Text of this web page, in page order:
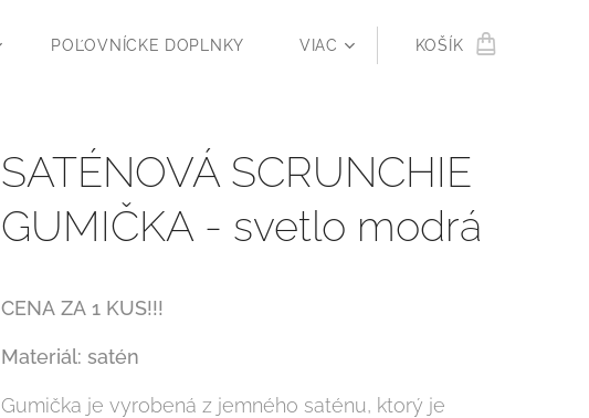
POĽOVNÍCKE DOPLNKY VIAC KOŠÍK
SATÉNOVÁ SCRUNCHIE
GUMIČKA - svetlo modrá
CENA ZA 1 KUS!!!
Materiál: satén
Gumička je vyrobená z jemného saténu, ktorý je